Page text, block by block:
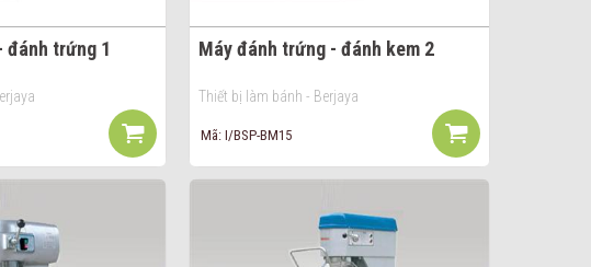
đánh trứng 1 Máy đánh trứng - đánh kem 2
Thiết bị làm bánh - Berjaya
Mã: I/BSP-BM15